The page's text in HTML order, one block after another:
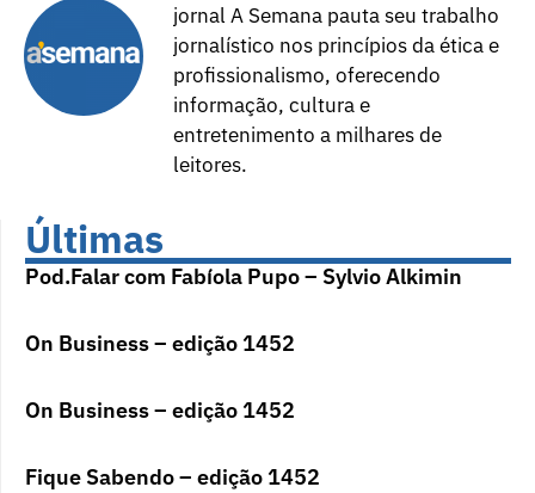
jornal A Semana pauta seu trabalho
jornalístico nos princípios da ética e
profissionalismo, oferecendo
informação, cultura e
entretenimento a milhares de
leitores.
Últimas
Pod.Falar com Fabíola Pupo – Sylvio Alkimin
On Business – edição 1452
On Business – edição 1452
Fique Sabendo – edição 1452